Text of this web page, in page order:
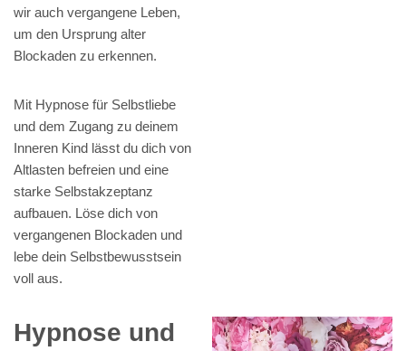
wir auch vergangene Leben,
um den Ursprung alter
Blockaden zu erkennen.
Mit Hypnose für Selbstliebe
und dem Zugang zu deinem
Inneren Kind lässt du dich von
Altlasten befreien und eine
starke Selbstakzeptanz
aufbauen. Löse dich von
vergangenen Blockaden und
lebe dein Selbstbewusstsein
voll aus.
Hypnose und